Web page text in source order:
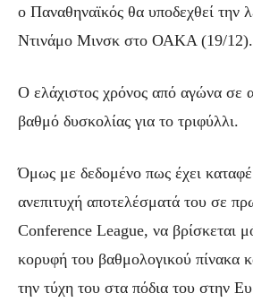
ο Παναθηναϊκός θα υποδεχθεί την
Ντινάμο Μινσκ στο ΟΑΚΑ (19/12).
Ο ελάχιστος χρόνος από αγώνα σε
βαθμό δυσκολίας για το τριφύλλι.
Όμως με δεδομένο πως έχει
ανεπιτυχή αποτελέσματά του σε
Conference League, να βρίσκεται
κορυφή του βαθμολογικού πίνακα
την τύχη του στα πόδια του στην